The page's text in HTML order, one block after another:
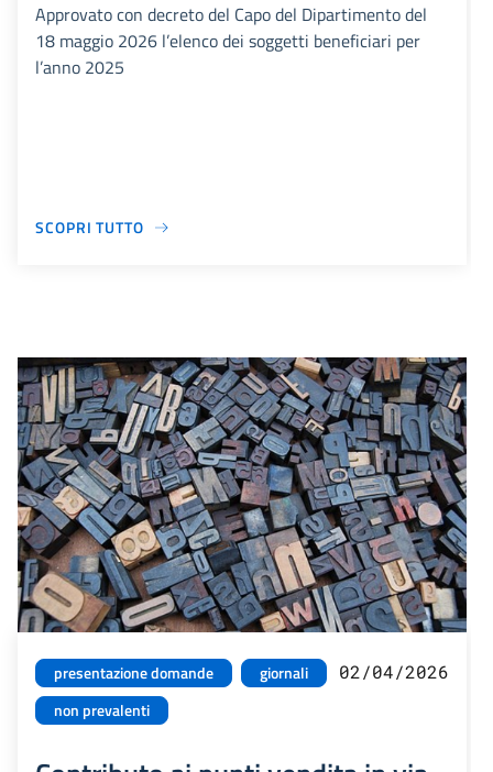
Approvato con decreto del Capo del Dipartimento del
18 maggio 2026 l’elenco dei soggetti beneficiari per
l’anno 2025
SCOPRI TUTTO
presentazione domande
giornali
non prevalenti
02/04/2026